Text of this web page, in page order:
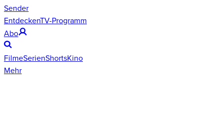
Sender
EntdeckenTV-Programm
Abo
FilmeSerienShortsKino
Mehr